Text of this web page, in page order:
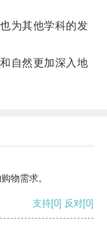
为其他学科的发
自然更加深入地
物需求。
支持[0] 反对[0]